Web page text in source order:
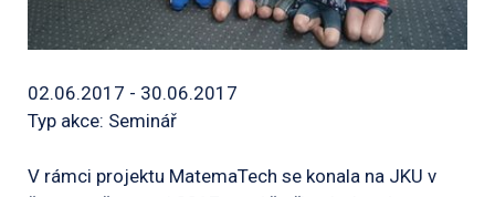
02.06.2017 - 30.06.2017
Typ akce: Seminář
V rámci projektu MatemaTech se konala na JKU v